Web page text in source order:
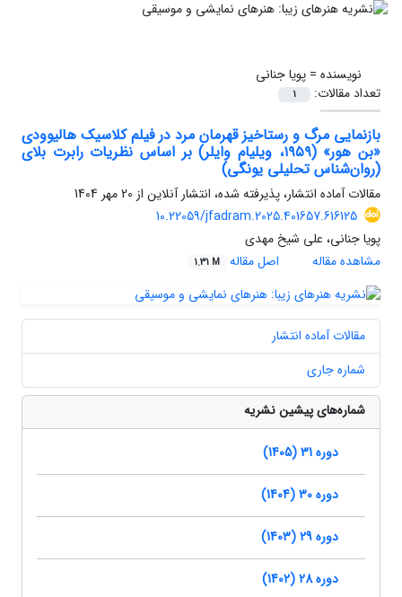
نویسنده =پویا جنانی
تعداد مقالات:
1
بازنمایی مرگ و رستاخیز قهرمان مرد در فیلم کلاسیک هالیوودی
«بن هور» (۱۹۵۹، ویلیام وایلر) بر اساس نظریات رابرت بلای
(روان‌شناس تحلیلی یونگی)
مقالات آماده انتشار، پذیرفته شده، انتشار آنلاین از 20 مهر 1404
10.22059/jfadram.2025.401657.616125
پویا جنانی، علی شیخ مهدی
مشاهده مقاله
اصل مقاله 1.31 M
مقالات آماده انتشار
شماره جاری
شماره‌های پیشین نشریه
دوره 31 (1405)
دوره 30 (1404)
دوره 29 (1403)
دوره 28 (1402)